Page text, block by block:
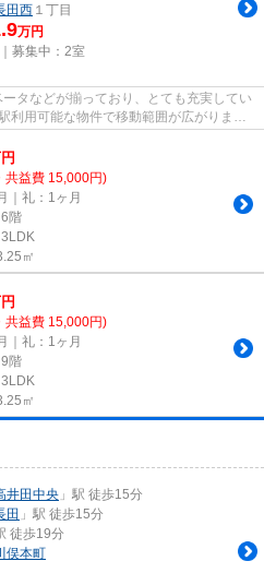
田西 １丁目
万円
募集中： 2室
タなどが揃っており、とても充実してい
利用可能な物件で移動範囲が広がりま
円
共益費 15,000円)
｜礼：1ヶ月
階
㎡
円
共益費 15,000円)
｜礼：1ヶ月
階
㎡
井田中央 」駅 徒歩15分
田 」駅 徒歩15分
徒歩19分
俣本町